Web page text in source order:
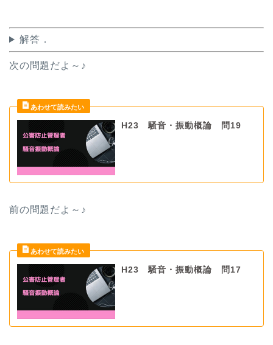
解答．
次の問題だよ～♪
H23 騒音・振動概論 問19
前の問題だよ ～♪
H23 騒音・振動概論 問17